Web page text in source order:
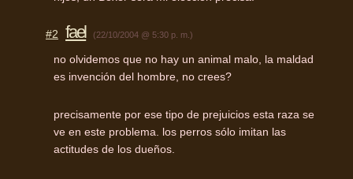
#2 fael (22/10/2004 @ 5:30 p. m.)
no olvidemos que no hay un animal malo, la maldad
es invención del hombre, no crees?
precisamente por ese tipo de prejuicios esta raza se
ve en este problema. los perros sólo imitan las
actitudes de los dueños.